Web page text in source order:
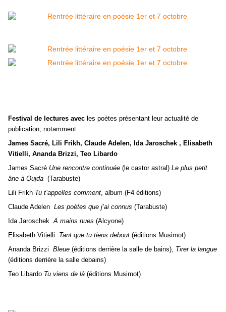
Festival de lectures avec les poètes présentant leur actualité de
publication, notamment
James Sacré, Lili Frikh, Claude Adelen, Ida Jaroschek , Elisabeth
Vitielli, Ananda Brizzi, Teo Libardo
James Sacré Une rencontre continuée (le castor astral) Le plus petit
âne à Oujda (Tarabuste)
Lili Frikh Tu t’appelles comment, album (F4 éditions)
Claude Adelen Les poètes que j’ai connus (Tarabuste)
Ida JaroschekA mains nues (Alcyone)
Elisabeth Vitielli Tant que tu tiens debout (éditions Musimot)
Ananda Brizzi Bleue (éditions derrière la salle de bains), Tirer la langue
(éditions derrière la salle debains)
Teo Libardo Tu viens de là (éditions Musimot)